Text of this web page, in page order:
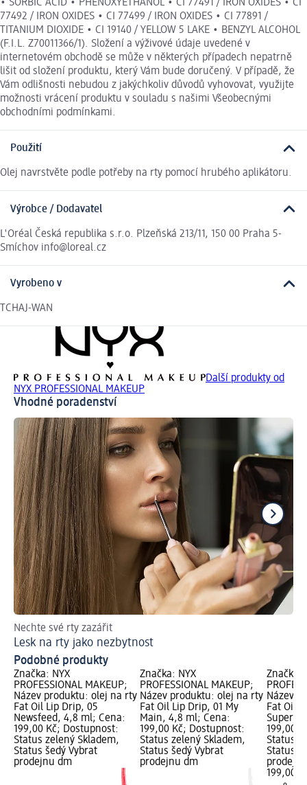
• SORBIC ACID • PHENOXYETHANOL • CI 77491 / IRON OXIDES • CI
77492 / IRON OXIDES • CI 77499 / IRON OXIDES • CI 77891 /
TITANIUM DIOXIDE • CI 19140 / YELLOW 5 LAKE • BENZYL ALCOHOL
(F.I.L. Z70011366/1). Složení a výživové údaje uvedené v
internetovém obchodě se může v některých případech nepatrně
lišit od složení produktu, který Vám bude doručený. V případě, že
Vám odlišnosti nebudou z jakýchkoliv důvodů vyhovovat, využijte
možnosti vrácení produktu v souladu s našimi Všeobecnými
obchodními podmínkami.
Použití
Olej navrstvěte podle potřeby na rty pomocí hrubého aplikátoru.
Výrobce / Dodavatel
L'Oréal Česká republika s.r.o. Plzeňská 213/11, 150 00 Praha 5-
Smíchov info@loreal.cz
Vyrobeno v
TCHAJ-WAN
Další produkty od
NYX PROFESSIONAL MAKEUP
Vhodné poradenství
Nechte své rty zazářit
Lesk na rty jako nezbytnost
Podobné produkty
Značka: NYX
PROFESSIONAL MAKEUP;
Název produktu: olej na rty
Fat Oil Lip Drip, 05
Newsfeed, 4,8 ml; Cena:
199,00 Kč; Dostupnost:
Status zelený Skladem,
Status šedý Vybrat
prodejnu dm
Značka: NYX
PROFESSIONAL MAKEUP;
Název produktu: olej na rty
Fat Oil Lip Drip, 01 My
Main, 4,8 ml; Cena:
199,00 Kč; Dostupnost:
Status zelený Skladem,
Status šedý Vybrat
prodejnu dm
Značka:
Název
Fat Oil
199,00
Status
Status
199,00